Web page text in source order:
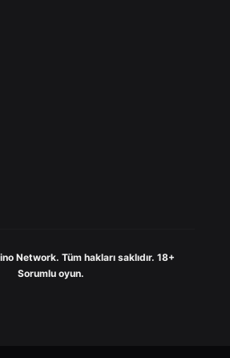
Network. Tüm hakları saklıdır. 18+
Sorumlu oyun.